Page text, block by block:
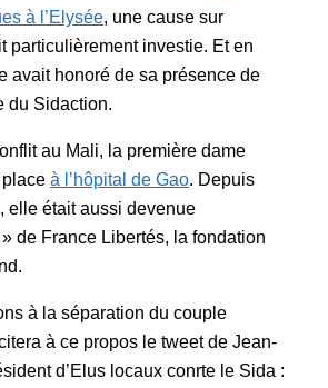
à l’Elysée, une cause sur
particulièrement investie. Et en
avait honoré de sa présence de
du Sidaction.
au Mali, la première dame
place à l’hôpital de Gao. Depuis
elle était aussi devenue
de France Libertés, la fondation
à la séparation du couple
à ce propos le tweet de Jean-
d’Elus locaux conrte le Sida :